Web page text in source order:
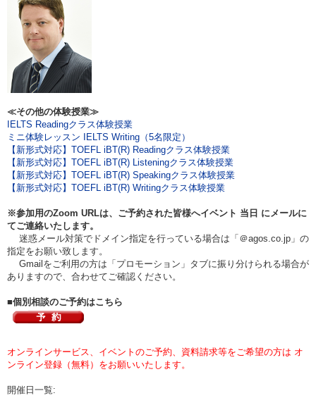
≪その他の体験授業≫
IELTS Readingクラス体験授業
ミニ体験レッスン IELTS Writing（5名限定）
【新形式対応】TOEFL iBT(R) Readingクラス体験授業
【新形式対応】TOEFL iBT(R) Listeningクラス体験授業
【新形式対応】TOEFL iBT(R) Speakingクラス体験授業
【新形式対応】TOEFL iBT(R) Writingクラス体験授業
※参加用のZoom URLは、ご予約された皆様へイベント 当日 にメールに
てご連絡いたします。
迷惑メール対策でドメイン指定を行っている場合は「＠agos.co.jp」の
指定をお願い致します。
Gmailをご利用の方は「プロモーション」タブに振り分けられる場合が
ありますので、合わせてご確認ください。
■個別相談のご予約はこちら
オンラインサービス、イベントのご予約、資料請求等をご希望の方は オ
ンライン登録（無料）をお願いいたします。
開催日一覧: